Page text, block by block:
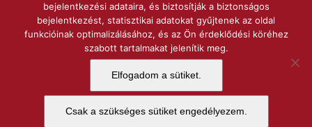
KERESSEN MINKET FACEBOOK-ON!
bejelentkezési adataira, és biztosítják a biztonságos
bejelentkezést, statisztikai adatokat gyűjtenek az oldal
funkcióinak optimalizálásához, és az Ön érdeklődési köréhez
szabott tartalmakat jelenítik meg.
Elfogadom a sütiket.
Csak a szükséges sütiket engedélyezem.